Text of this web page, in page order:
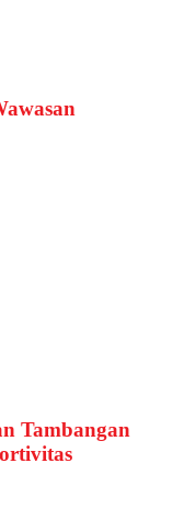
Tambangan